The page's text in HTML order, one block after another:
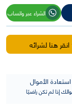
الشراء عبر واتساب
هنا لشرائه
الأموال
إذا لم تكن راضيًا